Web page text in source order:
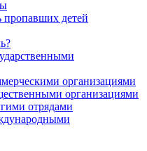
детей
организациями
организациями
отрядами